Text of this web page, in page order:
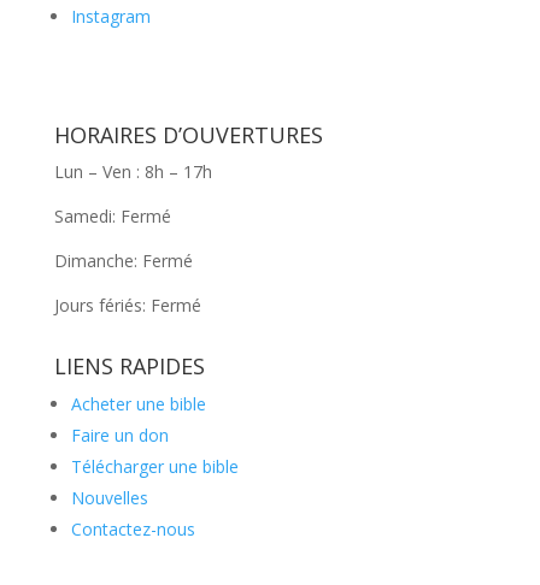
Instagram
HORAIRES D’OUVERTURES
Lun – Ven : 8h – 17h
Samedi: Fermé
Dimanche: Fermé
Jours fériés: Fermé
LIENS RAPIDES
Acheter une bible
Faire un don
Télécharger une bible
Nouvelles
Contactez-nous